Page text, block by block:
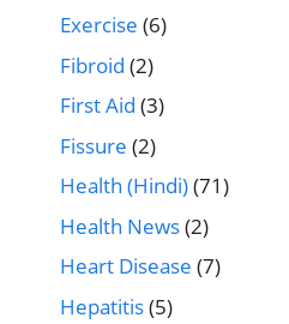
Exercise (6)
Fibroid (2)
First Aid (3)
Fissure (2)
Health (Hindi)(71)
Health News(2)
Heart Disease (7)
Hepatitis(5)